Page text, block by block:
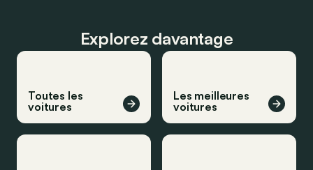
Explorez davantage
Toutes les
voitures
Les meilleures
voitures